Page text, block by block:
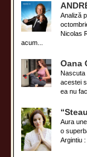
Analiză
Nicolas
acum...
Oana
Nascuta
acestei
ea nu
Aura
o
Argintiu :